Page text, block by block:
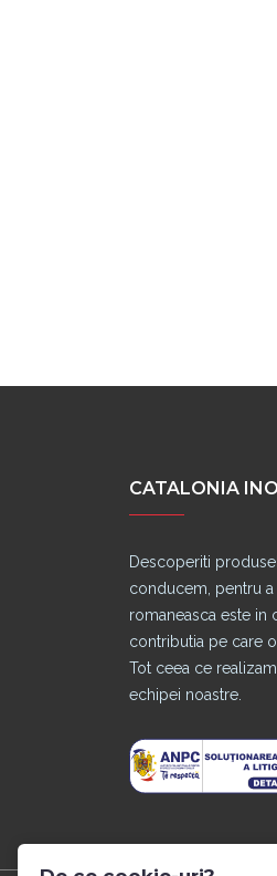
CATALONIA
Descoperiti
conducem, pentru
romaneasca este in
contributia pe care
Tot ceea ce
echipei noastre.